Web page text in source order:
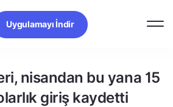
Uygulamayı İndir
nisandan bu yana 15
giriş kaydetti